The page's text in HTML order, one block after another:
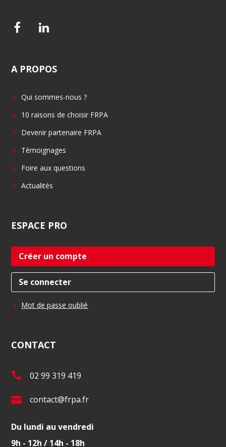
F
e
o
o
L
k
d
i
A PROPOS
Qui sommes-nous ?
10 raisons de choisir FRPA
Devenir partenaire FRPA
Témoignages
Foire aux questions
Actualités
ESPACE PRO
Créer un compte
Se connecter
Mot de passe oublié
CONTACT
T
l
.
:
02 99 319 419
E
m
contact@frpa.fr
Du lundi au vendredi
9h - 12h / 14h - 18h